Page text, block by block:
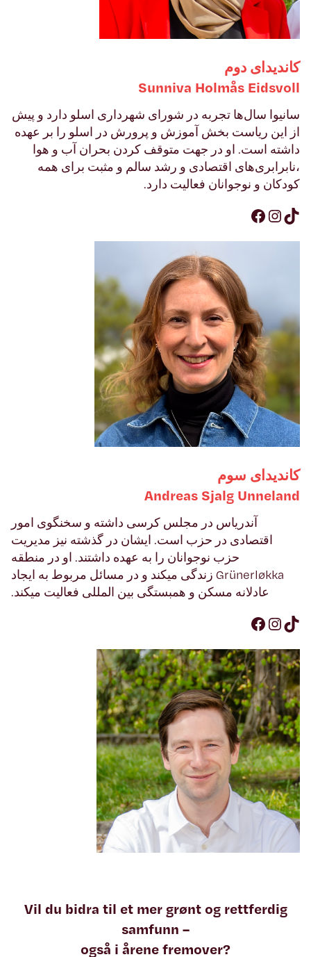
کاندیدای دوم
llovsdiE såmloH avinnuS
سانیوا سال‌ها تجربه در شورای شهرداری اسلو دارد و پیش
از این ریاست بخش آموزش و پرورش در اسلو را بر عهده
داشته است. او در جهت متوقف کردن بحران آب و هوا
،نابرابری‌های اقتصادی و رشد سالم و مثبت برای همه
کودکان و نوجوانان فعالیت دارد.
Facebook InstagramTikTok
کاندیدای سوم
dnalennU glajS saerdnA
آندریاس در مجلس کرسی داشته و سخنگوی امور
اقتصادی در حزب است. ایشان در گذشته نیز مدیریت
حزب نوجوانان را به عهده داشتند. او در منطقه
akkølrenürG زندگی میکند و در مسائل مربوط به ایجاد
عادلانه مسکن و همبستگی بین المللی فعالیت میکند.
Facebook InstagramTikTok
Vil du bidra til et mer grønt og rettferdig
samfunn –
også i årene fremover?